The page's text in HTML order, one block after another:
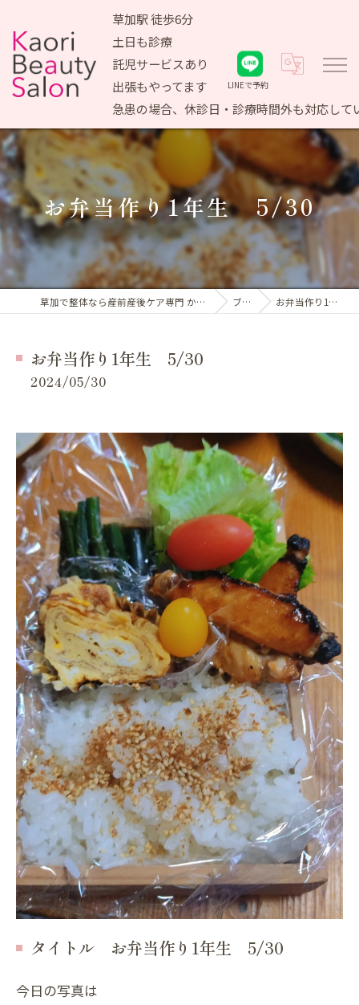
草加駅 徒歩6分
土日も診療
託児サービスあり
出張もやってます
急患の場合、休診日・診療時間外も対応して
LINEで予約
お弁当作り1年生 5/30
草加で整体なら産前産後ケア専門 かおりビューティサロン ブログ お弁当作り1年生 5/30
お弁当作り1年生 5/30
2024/05/30
タイトル お弁当作り1年生 5/30
今日の写真は